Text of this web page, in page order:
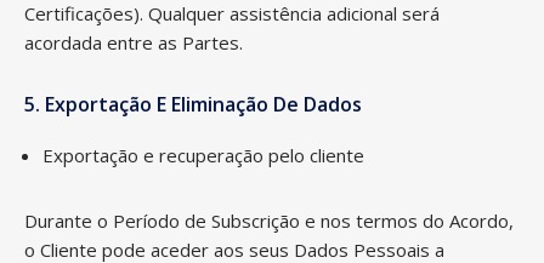
Certificações). Qualquer assistência adicional será
acordada entre as Partes.
5. Exportação E Eliminação De Dados
Exportação e recuperação pelo cliente
Durante o Período de Subscrição e nos termos do Acordo,
o Cliente pode aceder aos seus Dados Pessoais a